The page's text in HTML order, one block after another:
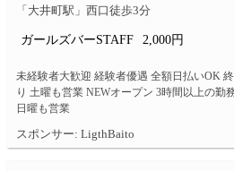
「大井町駅」西口徒歩3分
ガールズバーSTAFF 2,000円
未経験者大歓迎 経験者優遇 全額日払いOK
り 土曜も営業 NEWオープン 3時間以上の勤
日曜も営業
スポンサー: LigthBaito